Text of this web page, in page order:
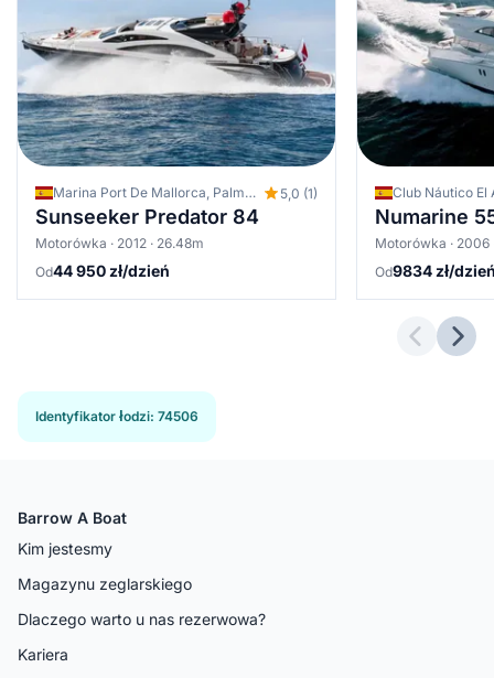
Marina Port De Mallorca, Palma de Mallorca, Hiszpania 5,0 (1)
Sunseeker Predator 84
Motorówka · 2012 · 26.48m
Od44 950 zł/dzień
Club Náutico El
Numarine
Motorówka · 2006
Od9834 zł/
Identyfikator łodzi: 74506
Barrow A Boat
Kim jestesmy
Magazynu zeglarskiego
Dlaczego warto u nas rezerwowa?
Kariera